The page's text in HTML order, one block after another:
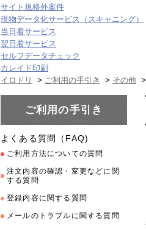
サイト規格外案件
現物データ化サービス（スキャニング）
当日着サービス
翌日着サービス
セルフデータチェック
カレイド印刷
イロドリ
> ご利用の手引き > その他 >
ご利用の手引き
よくある質問（FAQ)
ご利用方法についての質問
注文内容の確認・変更などに関
する質問
登録内容に関する質問
メールのトラブルに関する質問